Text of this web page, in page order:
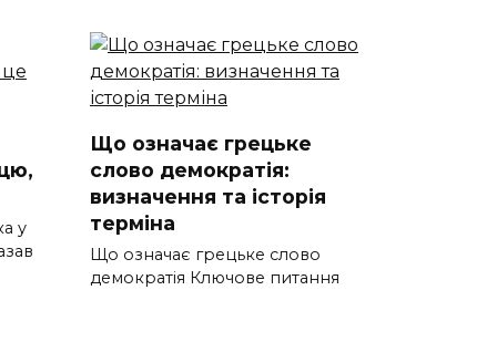
у
Що означає грецьке
слово демократія:
визначення та історія
терміна
Що означає грецьке слово
демократія Ключове питання